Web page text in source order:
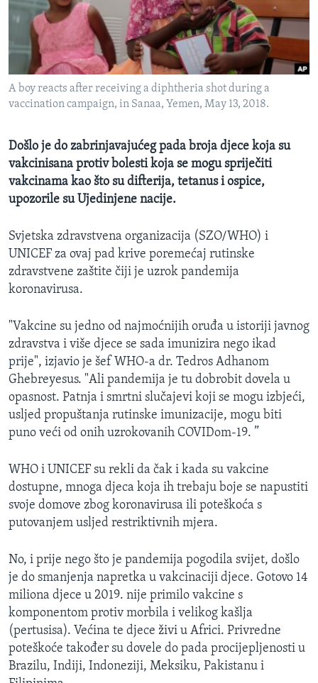
MAGAZIN
O GLASU AMERIKE
Learning English
Jezici
A boy reacts after receiving a diphtheria shot during a
vaccination campaign, in Sanaa, Yemen, May 13, 2018.
Došlo je do zabrinjavajućeg pada broja djece koja su
vakcinisana protiv bolesti koja se mogu spriječiti
vakcinama kao što su difterija, tetanus i ospice,
upozorile su Ujedinjene nacije.
Svjetska zdravstvena organizacija (SZO/WHO) i
UNICEF za ovaj pad krive poremećaj rutinske
zdravstvene zaštite čiji je uzrok pandemija
koronavirusa.
"Vakcine su jedno od najmoćnijih oruđa u istoriji javnog
zdravstva i više djece se sada imunizira nego ikad
prije", izjavio je šef WHO-a dr. Tedros Adhanom
Ghebreyesus. "Ali pandemija je tu dobrobit dovela u
opasnost. Patnja i smrtni slučajevi koji se mogu izbjeći,
usljed propuštanja rutinske imunizacije, mogu biti
puno veći od onih uzrokovanih COVIDom-19. ”
WHO i UNICEF su rekli da čak i kada su vakcine
dostupne, mnoga djeca koja ih trebaju boje se napustiti
svoje domove zbog koronavirusa ili poteškoća s
putovanjem usljed restriktivnih mjera.
No, i prije nego što je pandemija pogodila svijet, došlo
je do smanjenja napretka u vakcinaciji djece. Gotovo 14
miliona djece u 2019. nije primilo vakcine s
komponentom protiv morbila i velikog kašlja
(pertusisa). Većina te djece živi u Africi. Privredne
poteškoće također su dovele do pada procijepljenosti u
Brazilu, Indiji, Indoneziji, Meksiku, Pakistanu i